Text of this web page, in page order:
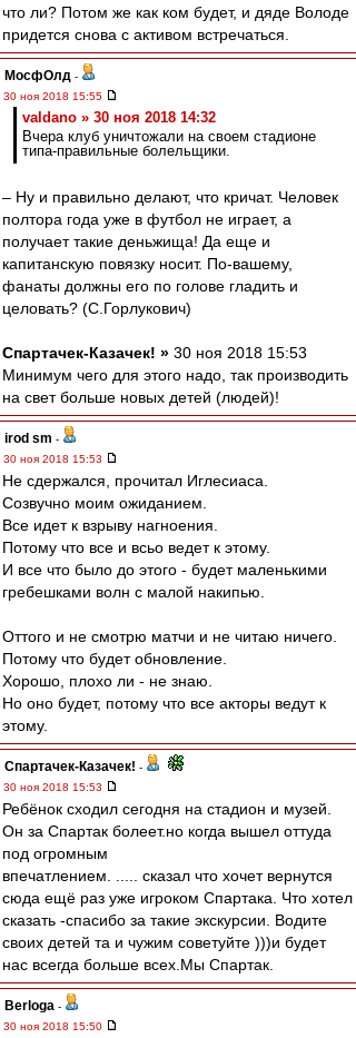
что ли? Потом же как ком будет, и дяде Володе
придется снова с активом встречаться.
МосфОлд -
30 ноя 2018 15:55
valdano » 30 ноя 2018 14:32
Вчера клуб уничтожали на своем стадионе
типа-правильные болельщики.
– Ну и правильно делают, что кричат. Человек
полтора года уже в футбол не играет, а
получает такие деньжища! Да еще и
капитанскую повязку носит. По-вашему,
фанаты должны его по голове гладить и
целовать? (С.Горлукович)
Спартачек-Казачек! » 30 ноя 2018 15:53
Минимум чего для этого надо, так производить
на свет больше новых детей (людей)!
irod sm -
30 ноя 2018 15:53
Не сдержался, прочитал Иглесиаса.
Созвучно моим ожиданием.
Все идет к взрыву нагноения.
Потому что все и всьо ведет к этому.
И все что было до этого - будет маленькими
гребешками волн с малой накипью.
Оттого и не смотрю матчи и не читаю ничего.
Потому что будет обновление.
Хорошо, плохо ли - не знаю.
Но оно будет, потому что все акторы ведут к
этому.
Спартачек-Казачек! -
30 ноя 2018 15:53
Ребёнок сходил сегодня на стадион и музей.
Он за Спартак болеет.но когда вышел оттуда
под огромным
впечатлением. ..... сказал что хочет вернутся
сюда ещё раз уже игроком Спартака. Что хотел
сказать -спасибо за такие экскурсии. Водите
своих детей та и чужим советуйте )))и будет
нас всегда больше всех.Мы Спартак.
Berloga -
30 ноя 2018 15:50